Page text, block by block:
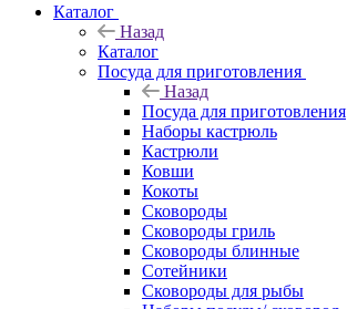
Каталог
Назад
Каталог
Посуда для приготовления
Назад
Посуда для приготовления
Наборы кастрюль
Кастрюли
Ковши
Кокоты
Сковороды
Сковороды гриль
Сковороды блинные
Сотейники
Сковороды для рыбы